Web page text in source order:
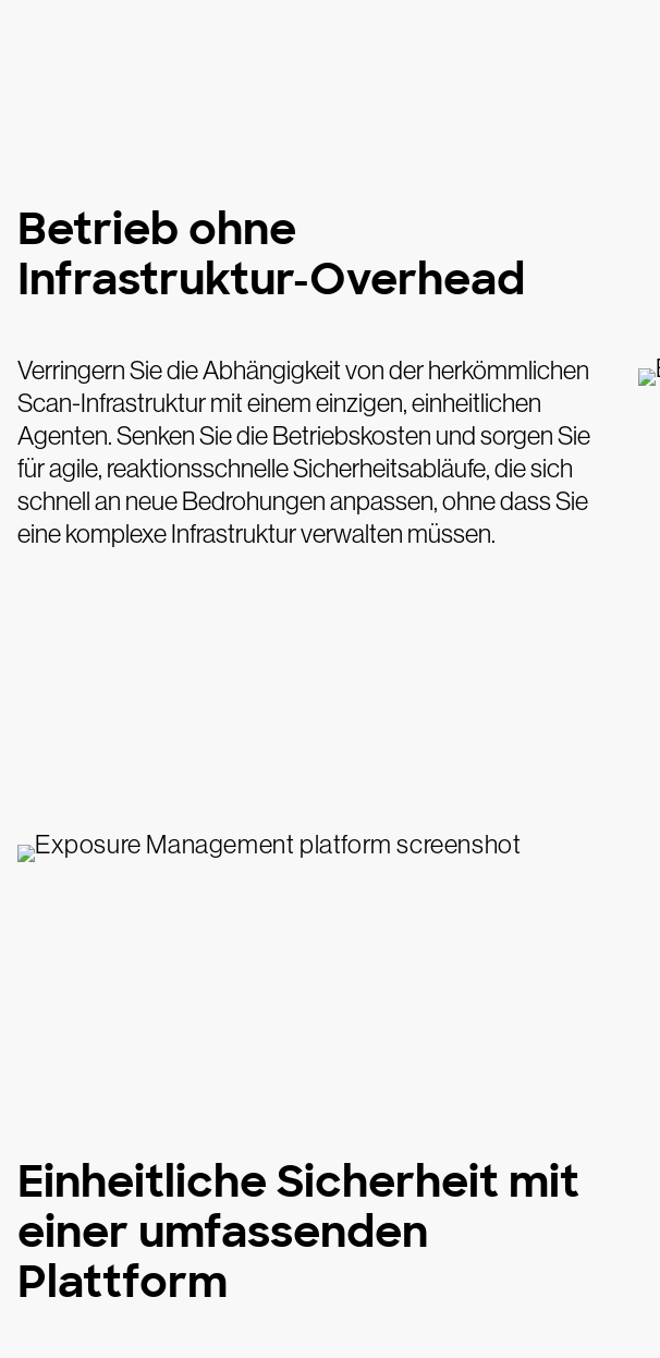
Betrieb ohne
Infrastruktur-Overhead
Verringern Sie die Abhängigkeit von der herkömmlichen
Scan-Infrastruktur mit einem einzigen, einheitlichen
Agenten. Senken Sie die Betriebskosten und sorgen Sie
für agile, reaktionsschnelle Sicherheitsabläufe, die sich
schnell an neue Bedrohungen anpassen, ohne dass Sie
eine komplexe Infrastruktur verwalten müssen.
Einheitliche Sicherheit mit
einer umfassenden
Plattform